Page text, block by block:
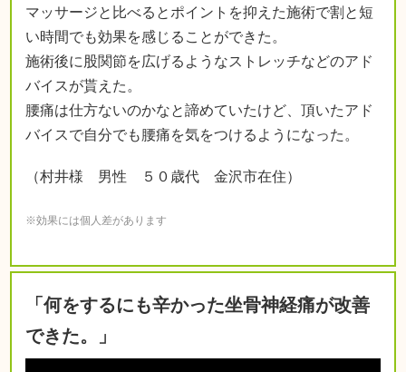
マッサージと比べるとポイントを抑えた施術で割と短
い時間でも効果を感じることができた。
施術後に股関節を広げるようなストレッチなどのアド
バイスが貰えた。
腰痛は仕方ないのかなと諦めていたけど、頂いたアド
バイスで自分でも腰痛を気をつけるようになった。
（村井様 男性 ５０歳代 金沢市在住）
※効果には個人差があります
「何をするにも辛かった坐骨神経痛が改善
できた。」